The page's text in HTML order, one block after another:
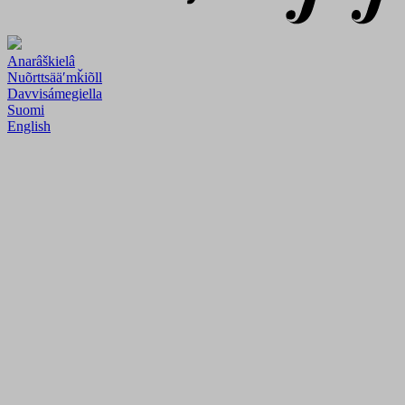
Anarâškielâ
Nuõrttsääʹmǩiõll
Davvisámegiella
Suomi
English